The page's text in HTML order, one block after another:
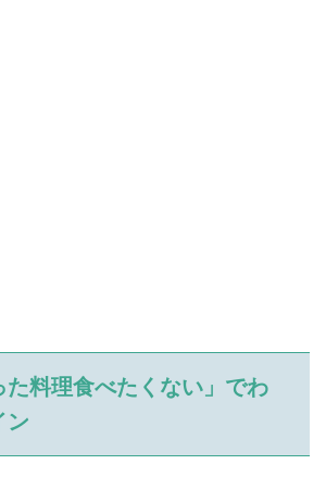
た料理食べたくない」でわ
ン